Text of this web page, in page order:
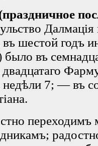
въ шестой годъ
было въ
двадцатаго
недѣли 7; — въ
переходимъ